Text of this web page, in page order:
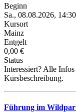
Beginn
Sa., 08.08.2026,
Kursort
Mainz
Entgelt
0,00 €
Status
Interessiert? Alle
Kursbeschreibung.
Führung im